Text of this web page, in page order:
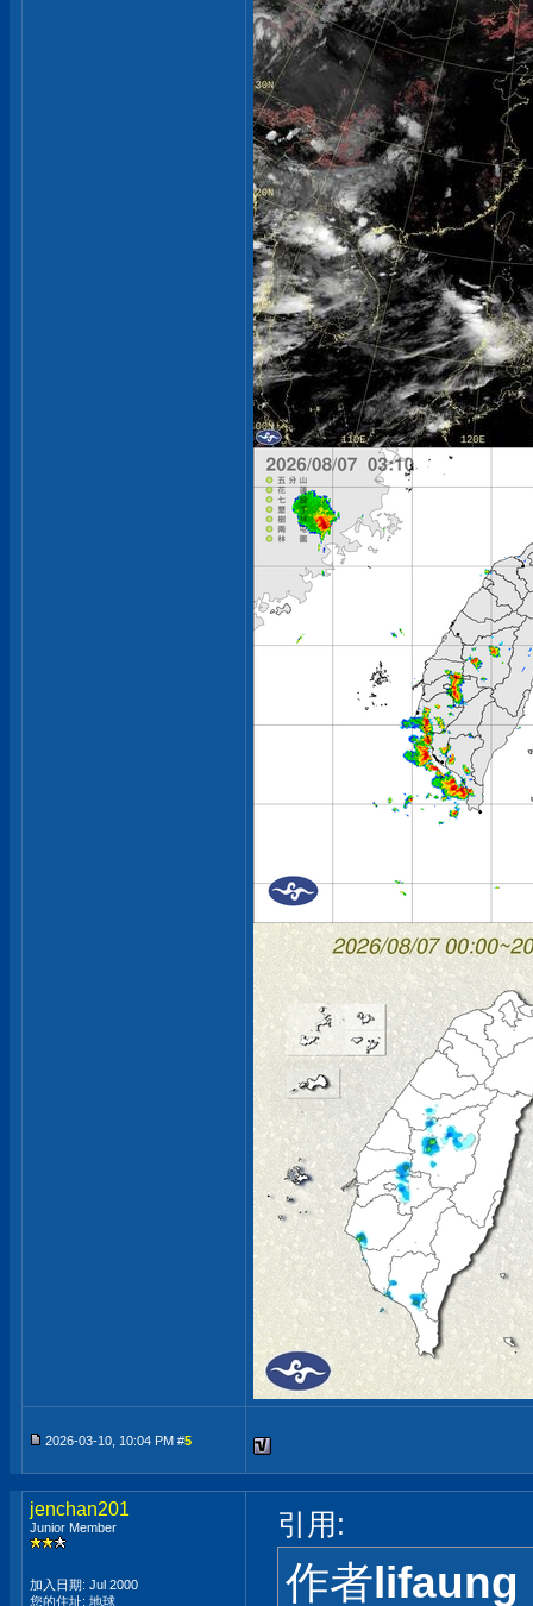
2026-03-10, 10:04 PM #5
jenchan201
Junior Member
加入日期: Jul 2000
您的住址: 地球
引用:
作者 lifaung